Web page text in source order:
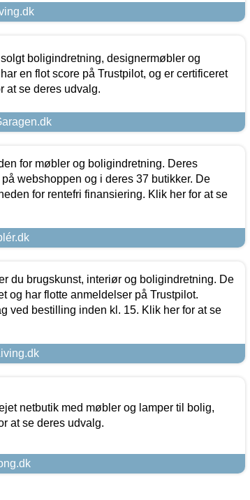
boligindretning, designermøbler og
en flot score på Trustpilot, og er certificeret
at se deres udvalg.
for møbler og boligindretning. Deres
webshoppen og i deres 37 butikker. De
for rentefri finansiering. Klik her for at se
du brugskunst, interiør og boligindretning. De
og har flotte anmeldelser på Trustpilot.
ved bestilling inden kl. 15. Klik her for at se
netbutik med møbler og lamper til bolig,
at se deres udvalg.